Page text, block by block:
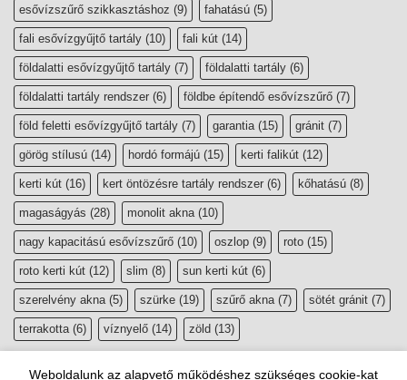
esővízszűrő szikkasztáshoz (9) fahatású (5)
fali esővízgyűjtő tartály (10) fali kút (14)
földalatti esővízgyűjtő tartály (7) földalatti tartály (6)
földalatti tartály rendszer (6) földbe építendő esővízszűrő (7)
föld feletti esővízgyűjtő tartály (7) garantia(15) gránit (7)
görög stílusú (14) hordó formájú (15) kerti falikút (12)
kerti kút (16) kert öntözésre tartály rendszer (6) kőhatású (8)
magaságyás (28) monolit akna(10)
nagy kapacitású esővízszűrő (10) oszlop (9) roto (15)
roto kerti kút (12) slim (8) sun kerti kút (6)
szerelvény akna(5) szürke (19) szűrő akna(7) sötét gránit (7)
terrakotta(6) víznyelő (14) zöld (13)
Weboldalunk az alapvető működéshez szükséges cookie-kat